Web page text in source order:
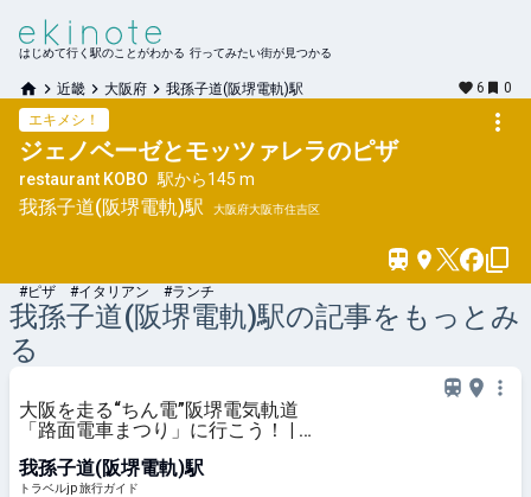
はじめて行く駅のことがわかる 行ってみたい街が見つかる
近畿 大阪府 我孫子道(阪堺電軌)駅 6
0
エキメシ！
ジェノベーゼとモッツァレラのピザ
restaurant KOBO 駅から145 m
我孫子道(阪堺電軌)駅 大阪府大阪市住吉区
#ピザ #イタリアン #ランチ
我孫子道(阪堺電軌)駅の記事をもっとみ
る
大阪を走る“ちん電”阪堺電気軌道
「路面電車まつり」に行こう！ | 大
我孫子道(阪堺電軌)駅
トラベルjp 旅行ガイド